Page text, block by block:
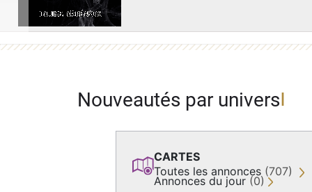
Nouveautés par univers
CARTES
Toutes les annonces (707)
Annonces du jour (0)